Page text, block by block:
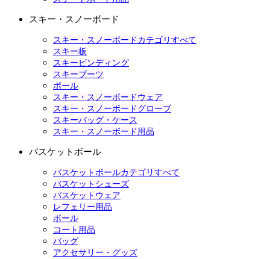
スキー・スノーボード
スキー・スノーボードカテゴリすべて
スキー板
スキービンディング
スキーブーツ
ポール
スキー・スノーボードウェア
スキー・スノーボードグローブ
スキーバッグ・ケース
スキー・スノーボード用品
バスケットボール
バスケットボールカテゴリすべて
バスケットシューズ
バスケットウェア
レフェリー用品
ボール
コート用品
バッグ
アクセサリー・グッズ